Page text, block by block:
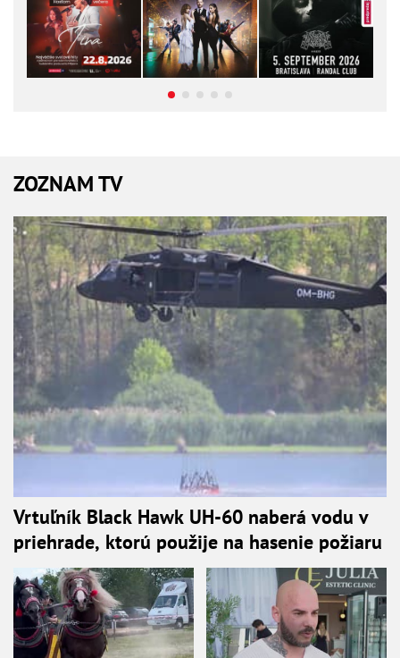
ZOZNAM TV
Vrtuľník Black Hawk UH-60 naberá vodu v
priehrade, ktorú použije na hasenie požiaru